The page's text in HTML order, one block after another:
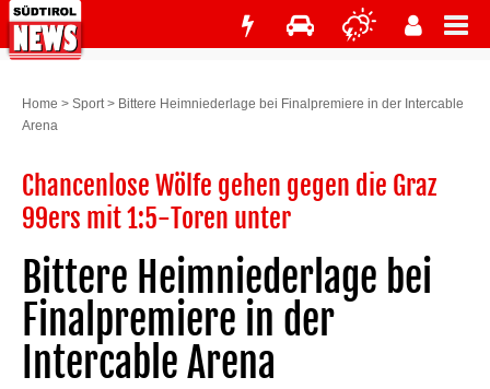
Home > Sport> Bittere Heimniederlage bei Finalpremiere in der Intercable
Arena
Chancenlose Wölfe gehen gegen die Graz
99ers mit 1:5-Toren unter
Bittere Heimniederlage bei
Finalpremiere in der
Intercable Arena